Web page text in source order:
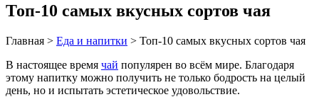
Топ-10 самых вкусных сортов чая
Главная > Еда и напитки > Топ-10 самых вкусных сортов чая
В настоящее время чай популярен во всём мире. Благодаря
этому напитку можно получить не только бодрость на целый
день, но и испытать эстетическое удовольствие.